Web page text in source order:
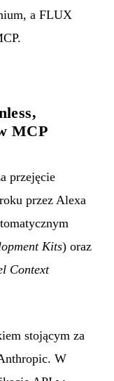
a FLUX
MCP
przejęcie
przez Alexa
Kits) oraz
Context
stojącym za
W